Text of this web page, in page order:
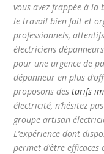
vous avez frappée à la
le travail bien fait et
professionnels,
électriciens
pour une urgence de
dépanneur en plus
proposons destarifs
électricité, n’hésitez
groupe artisan
L’expérience dont
permet d’être